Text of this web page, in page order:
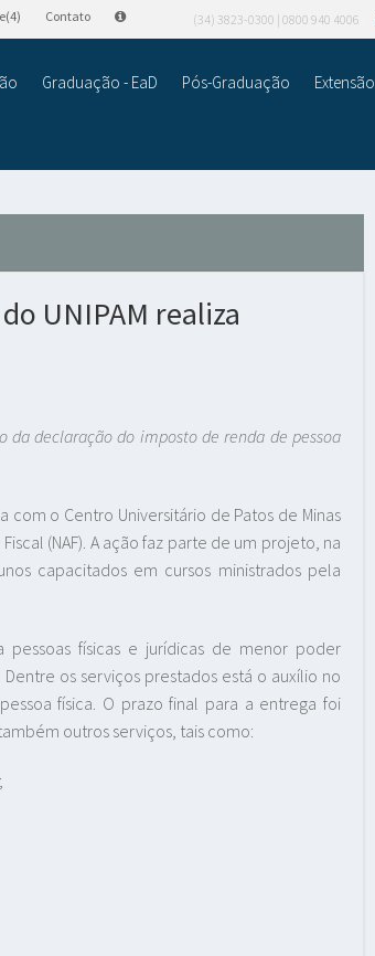
Contato (34) 3823-0300 | 0800 940 4006
Graduação - EaD Pós-Graduação Extensão
UNIPAM realiza
da declaração do imposto de renda de pessoa
com o Centro Universitário de Patos de Minas
(NAF). A ação faz parte de um projeto, na
capacitados em cursos ministrados pela
pessoas físicas e jurídicas de menor poder
os serviços prestados está o auxílio no
física. O prazo final para a entrega foi
outros serviços, tais como: